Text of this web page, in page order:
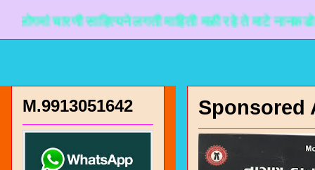
चारणी साहित्यने लगती माहिती मळी रहे ते माटे नानकडो
Sponsored
M.9913051642